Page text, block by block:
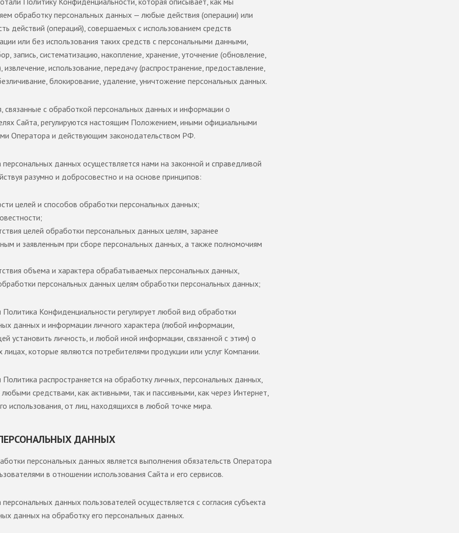
обработку персональных данных — любые действия (операции) или
действий (операций), совершаемых с использованием средств
или без использования таких средств с персональными данными,
запись, систематизацию, накопление, хранение, уточнение (обновление,
извлечение, использование, передачу (распространение, предоставление,
блокирование, удаление, уничтожение персональных данных.
связанные с обработкой персональных данных и информации о
Сайта, регулируются настоящим Положением, иными официальными
Оператора и действующим законодательством РФ.
данных осуществляется нами на законной и справедливой
разумно и добросовестно и на основе принципов:
целей и способов обработки персональных данных;
целей обработки персональных данных целям, заранее
и заявленным при сборе персональных данных, а также полномочиям
объема и характера обрабатываемых персональных данных,
персональных данных целям обработки персональных данных;
Конфиденциальности регулирует любой вид обработки
данных и информации личного характера (любой информации,
установить личность, и любой иной информации, связанной с этим) о
лицах, которые являются потребителями продукции или услуг Компании.
распространяется на обработку личных, персональных данных,
средствами, как активными, так и пассивными, как через Интернет,
использования, от лиц, находящихся в любой точке мира.
ДАННЫХ
персональных данных является выполнения обязательств Оператора
в отношении использования Сайта и его сервисов.
данных пользователей осуществляется с согласия субъекта
данных на обработку его персональных данных.